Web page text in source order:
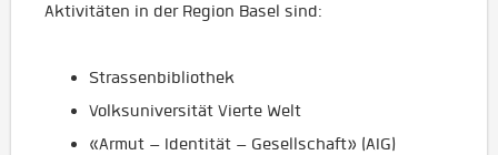
Aktivitäten in der Region Basel sind:
Strassenbibliothek
Volksuniversität Vierte Welt
«Armut – Identität – Gesellschaft» (AIG)